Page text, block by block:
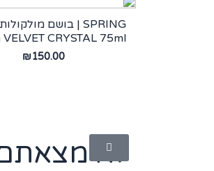
CRYSTAL 75ml
₪150.00
לא